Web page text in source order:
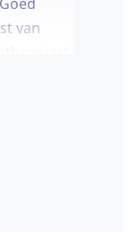
van
na.